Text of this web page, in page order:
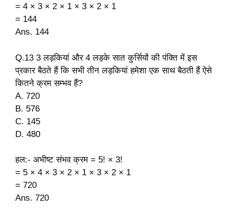
= 4 × 3 × 2 × 1 × 3 × 2 × 1
= 144
Ans. 144
Q.13 3 लड़कियां और 4 लड़के सात कुर्सियों की पंक्ति में इस
प्रकार बैठते हैं कि सभी तीन लड़कियां हमेशा एक साथ बैठती हैं ऐसे
कितने क्रम सम्भव हैं?
A. 720
B. 576
C. 145
D. 480
हल:- अभीष्ट संभव क्रम = 5! × 3!
= 5 × 4 × 3 × 2 × 1 × 3 × 2 × 1
= 720
Ans. 720